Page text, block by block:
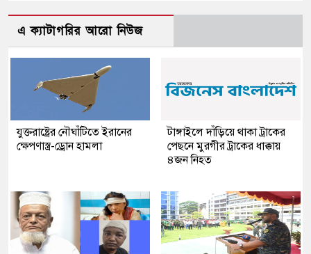
এ ক্যাটাগরির আরো নিউজ
যুক্তরাষ্ট্রের নৌঘাঁটিতে ইরানের
ক্ষেপণাস্ত্র-ড্রোন হামলা
টাঙ্গাইলে দাঁড়িয়ে থাকা ট্রাকের
পেছনে মুরগীর ট্রাকের ধাক্কায়
৪জন নিহত